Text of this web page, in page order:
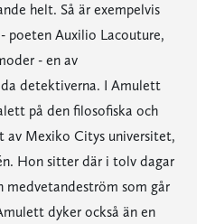
helt. Så är exempelvis
poeten Auxilio Lacouture,
- en av
detektiverna. I Amulett
på den filosofiska och
Mexiko Citys universitet,
Hon sitter där i tolv dagar
medvetandeström som går
dyker också än en